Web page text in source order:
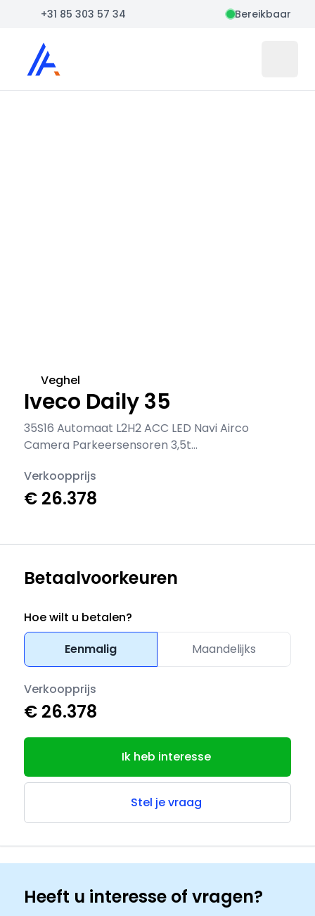
+31 85 303 57 34 Bereikbaar
Auto Atlas
Iveco Daily 35
35S16 Automaat L2H2 ACC LED Navi Airco
Camera Parkeersensoren 3,5t
Veghel
Verkoopprijs
€ 26.378
Betaalvoorkeuren
Hoe wilt u betalen?
Eenmalig
Maandelijks
Verkoopprijs
€ 26.378
Ik heb interesse
Stel je vraag
Heeft u interesse of vragen?